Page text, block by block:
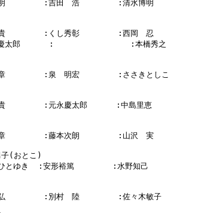
明        :吉田　浩        :清水博明
貴        :くし秀彰        :西岡　忍
郎      :                :本橋秀之
:泉　明宏        :ささきとしこ
:元永慶太郎      :中島里恵
章        :藤本次朗        :山沢　実
(おとこ)
とゆき  :安形裕篤        :水野知己
:別村　陸        :佐々木敏子